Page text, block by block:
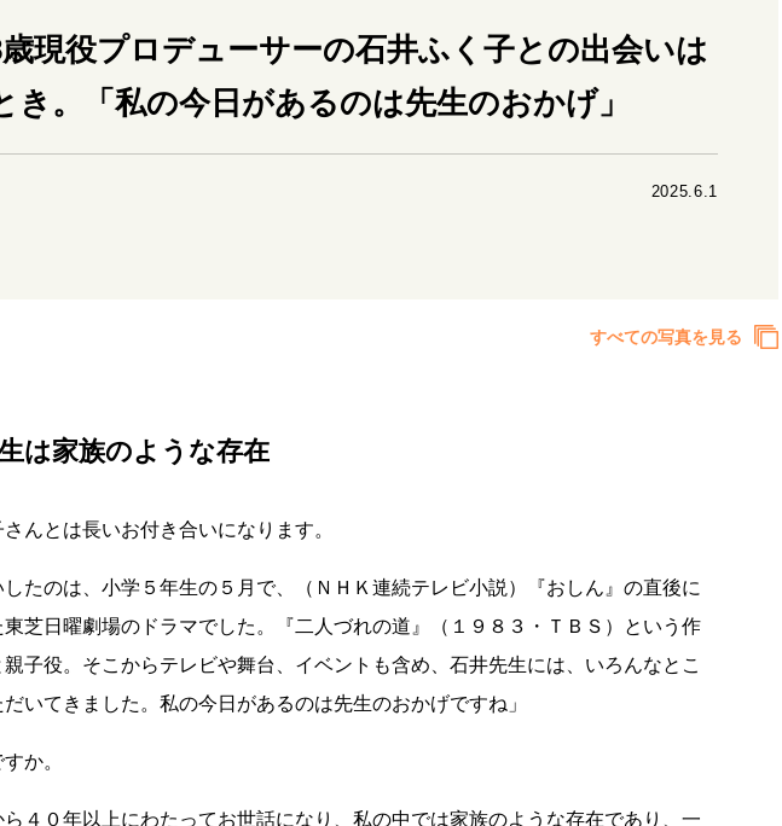
・マネー 地域とつながる/お金との付き合い方
現役プロデューサーの石井ふく子との出会いは
き。「私の今日があるのは先生のおかげ」
2025.6.1
すべての写真を見る
は家族のような存在
んとは長いお付き合いになります。
したのは、小学５年生の５月で、（ＮＨＫ連続テレビ小説）『おしん』の直後に
芝日曜劇場のドラマでした。『二人づれの道』（１９８３・ＴＢＳ）という作
子役。そこからテレビや舞台、イベントも含め、石井先生には、いろんなとこ
いてきました。私の今日があるのは先生のおかげですね」
か。
ら４０年以上にわたってお世話になり、私の中では家族のような存在であり、一